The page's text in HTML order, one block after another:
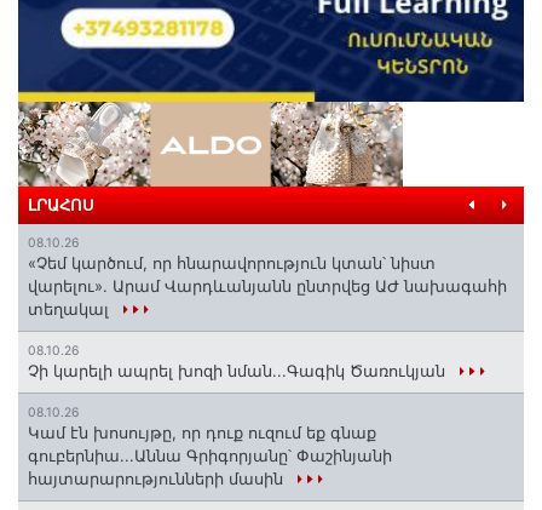
ԼՐԱՀՈՍ
08.10.26
«Չեմ կարծում, որ հնարավորություն կտան՝ նիստ
վարելու». Արամ Վարդևանյանն ընտրվեց ԱԺ նախագահի
տեղակալ
08.10.26
Չի կարելի ապրել խոզի նման...Գագիկ Ծառուկյան
08.10.26
Կամ էն խոսույթը, որ դուք ուզում եք գնաք
գուբերնիա...Աննա Գրիգորյանը՝ Փաշինյանի
հայտարարությունների մասին